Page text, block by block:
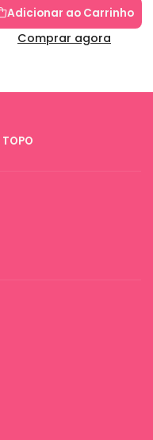
Adicionar ao Carrinho
Comprar agora
TOPO